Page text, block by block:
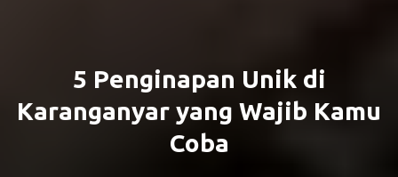
5 Penginapan Unik di
Karanganyar yang Wajib Kamu
Coba